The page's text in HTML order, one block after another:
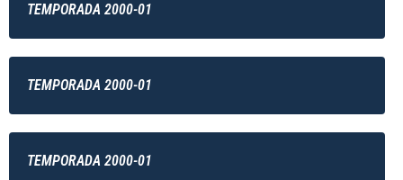
TEMPORADA 2000-01
TEMPORADA 2000-01
TEMPORADA 2000-01